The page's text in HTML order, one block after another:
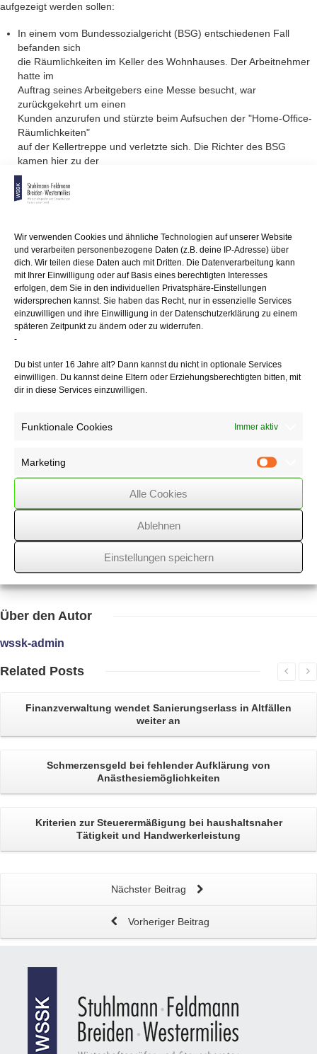
Wir verwenden Cookies und ähnliche Technologien auf unserer Website
und verarbeiten personenbezogene Daten (z.B. deine IP-Adresse) über
dich. Wir teilen diese Daten auch mit Dritten. Die Datenverarbeitung kann
mit Ihrer Einwilligung oder auf Basis eines berechtigten Interesses
erfolgen, dem Sie in den individuellen Privatsphäre-Einstellungen
widersprechen kannst. Sie haben das Recht, nur in essenzielle Services
einzuwilligen und ihre Einwilligung in der Datenschutzerklärung zu einem
späteren Zeitpunkt zu ändern oder zu widerrufen.
-
Du bist unter 16 Jahre alt? Dann kannst du nicht in optionale Services
einwilligen. Du kannst deine Eltern oder Erziehungsberechtigten bitten, mit
dir in diese Services einzuwilligen.
Funktionale Cookies Immer aktiv
Marketing
Alle Cookies
Ablehnen
Einstellungen speichern
aufgezeigt werden sollen:
In einem vom Bundessozialgericht (BSG) entschiedenen Fall
befanden sich
die Räumlichkeiten im Keller des Wohnhauses. Der Arbeitnehmer
hatte im
Auftrag seines Arbeitgebers eine Messe besucht, war
zurückgekehrt um einen
Kunden anzurufen und stürzte beim Aufsuchen der "Home-Office-
Räumlichkeiten"
auf der Kellertreppe und verletzte sich. Die Richter des BSG
kamen hier zu der
Auffassung, dass es sich um einen versicherten Unfall handelt, da
sich dieser
auf dem versicherten Weg zur Arbeit ereignete. Die Grenze
des Gebäudes", wo normalerweise der Arbeitsweg endet, greift
nicht,
soweit sich Arbeitsstätte und Wohnung des Versicherten in einem
Haus befinden.
Gesetzlich unfallversichert sind Eltern, die ihre Kinder auf dem
Weg
zur Arbeit in den Kindergarten bringen. Arbeitet der Arbeitnehmer
Home-Office
nicht in den gesetzlichen Unfallversicherungsschutz. Nach einem
Krankenkasse vom Träger
verlangen,
die ihr durch den Sturz ihrer Versicherten auf dem Rückweg vom
in den sie ihr Kind gebracht hat, zurück zum Home-Office
entstanden sind.
30/07/2020 / WSSK
Über den Autor
wssk-admin
Related Posts
Finanzverwaltung wendet Sanierungserlass in Altfällen
weiter an
Schmerzensgeld bei fehlender Aufklärung von
Anästhesiemöglichkeiten
Kriterien zur Steuerermäßigung bei haushaltsnaher
Tätigkeit und Handwerkerleistung
Nächster Beitrag
Vorheriger Beitrag